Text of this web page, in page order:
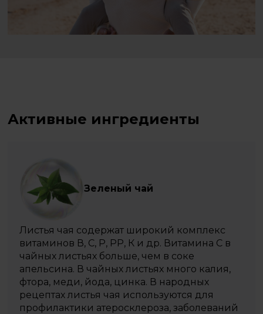
Активные ингредиенты
Зеленый чай
Листья чая содержат широкий комплекс
витаминов В, С, Р, РР, К и др. Витамина С в
чайных листьях больше, чем в соке
апельсина. В чайных листьях много калия,
фтора, меди, йода, цинка. В народных
рецептах листья чая используются для
профилактики атеросклероза, заболеваний